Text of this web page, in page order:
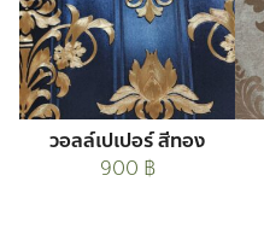
วอลล์เปเปอร์ สีทอง
900 ฿